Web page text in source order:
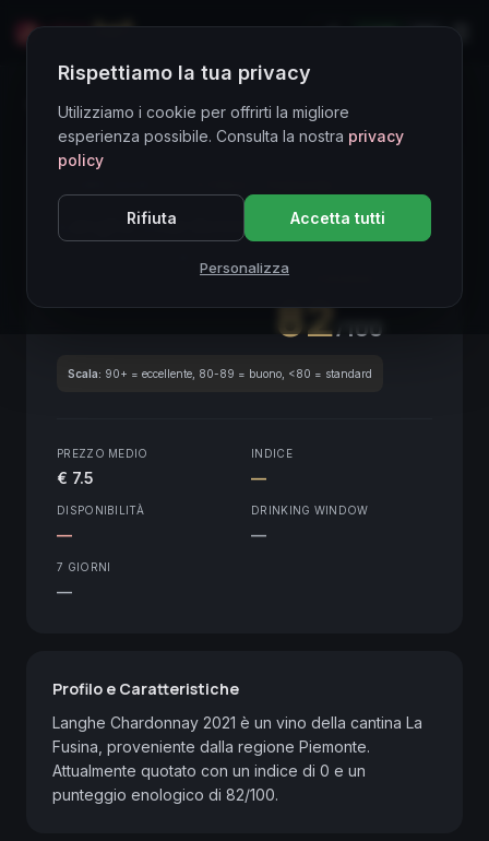
LIVE
Directory Vini
Langhe Chardonnay 2021
SCORE ENOLOGICO GLOBALE
82/100
Scala: 90+ = eccellente, 80-89 = buono, <80 = standard
PREZZO MEDIO
€ 7.5
INDICE
—
DISPONIBILITÀ
—
DRINKING WINDOW
—
7 GIORNI
—
Profilo e Caratteristiche
Langhe Chardonnay 2021 è un vino della cantina La
Fusina, proveniente dalla regione Piemonte.
Attualmente quotato con un indice di 0 e un
punteggio enologico di 82/100.
Rispettiamo la tua privacy
Utilizziamo i cookie per offrirti la migliore
esperienza possibile. Consulta la nostra privacy
policy
Rifiuta Accetta tutti
Personalizza